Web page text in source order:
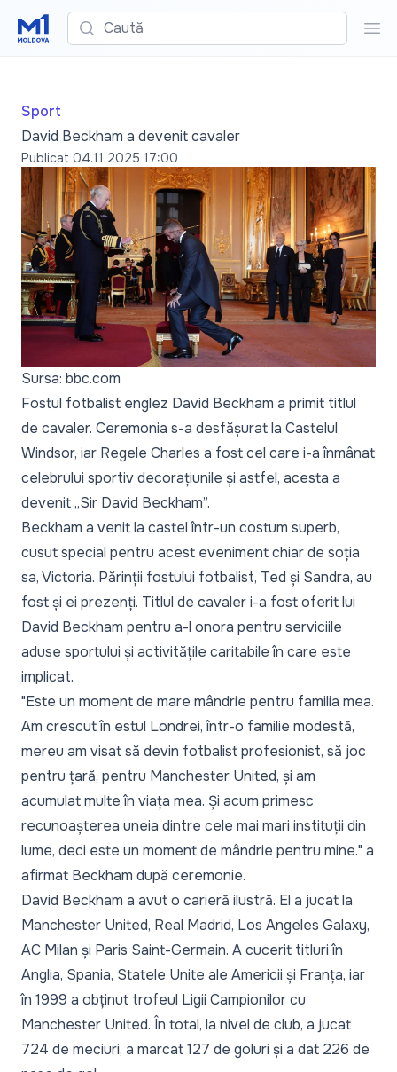
Caută
Sport
David Beckham a devenit cavaler
Publicat 04.11.2025 17:00
Sursa: bbc.com
Fostul fotbalist englez David Beckham a primit titlul
de cavaler. Ceremonia s-a desfășurat la Castelul
Windsor, iar Regele Charles a fost cel care i-a înmânat
celebrului sportiv decorațiunile și astfel, acesta a
devenit „Sir David Beckham”.
Beckham a venit la castel într-un costum superb,
cusut special pentru acest eveniment chiar de soția
sa, Victoria. Părinții fostului fotbalist, Ted și Sandra, au
fost și ei prezenți. Titlul de cavaler i-a fost oferit lui
David Beckham pentru a-l onora pentru serviciile
aduse sportului și activitățile caritabile în care este
implicat.
"Este un moment de mare mândrie pentru familia mea.
Am crescut în estul Londrei, într-o familie modestă,
mereu am visat să devin fotbalist profesionist, să joc
pentru țară, pentru Manchester United, și am
acumulat multe în viața mea. Și acum primesc
recunoașterea uneia dintre cele mai mari instituții din
lume, deci este un moment de mândrie pentru mine." a
afirmat Beckham după ceremonie.
David Beckham a avut o carieră ilustră. El a jucat la
Manchester United, Real Madrid, Los Angeles Galaxy,
AC Milan și Paris Saint-Germain. A cucerit titluri în
Anglia, Spania, Statele Unite ale Americii și Franța, iar
în 1999 a obținut trofeul Ligii Campionilor cu
Manchester United. În total, la nivel de club, a jucat
724 de meciuri, a marcat 127 de goluri și a dat 226 de